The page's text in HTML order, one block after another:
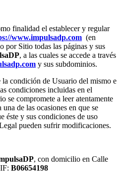
finalidad el establecer y regular
www.impulsadp.com (en
por Sitio todas las páginas y sus
, a las cuales se accede a través
y sus subdominios.
condición de Usuario del mismo e
condiciones incluidas en el
se compromete a leer atentamente
de las ocasiones en que se
éste y sus condiciones de uso
pueden sufrir modificaciones.
, con domicilio en Calle
B06654198